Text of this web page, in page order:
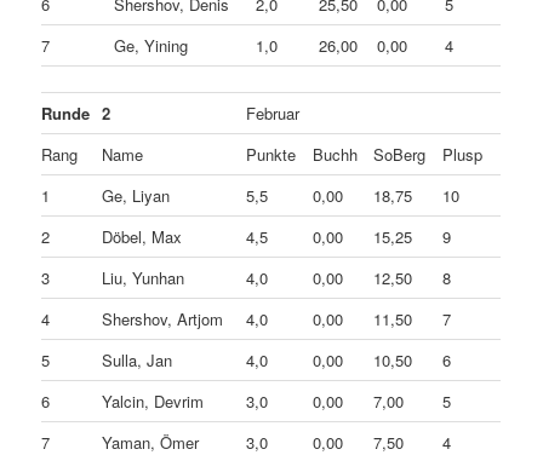
7
Ge, Yining 1,0 26,00 0,00 4
Runde 2
Februar
Rang
Name Punkte Buchh SoBerg
Plusp
1
Ge, Liyan 5,5 0,00 18,75
10
2
Döbel, Max 4,5 0,00 15,25
9
3
Liu, Yunhan 4,0 0,00 12,50
8
4
Shershov, Artjom 4,0 0,00 11,50
7
5
Sulla, Jan 4,0 0,00 10,50
6
6
Yalcin, Devrim 3,0 0,00 7,00
5
7
Yaman, Ömer 3,0 0,00 7,50
4